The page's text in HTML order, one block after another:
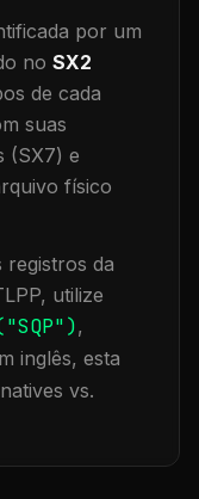
por um
no SX2
de cada
suas
(SX7) e
físico
da
utilize
SQP"),
inglês, esta
vs.